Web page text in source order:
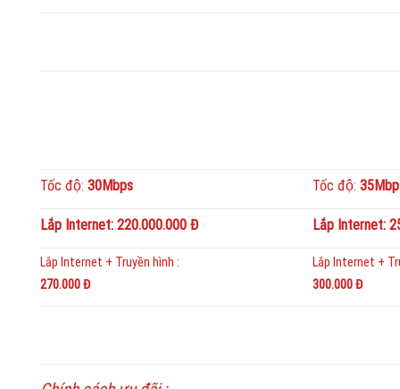
Tốc độ: 30Mbps Tốc độ:
Lắp Internet: 220.000.000 Đ Lắp Internet:
Lắp Internet + Truyền hình :
270.000 Đ
Lắp Internet +
300.000 Đ